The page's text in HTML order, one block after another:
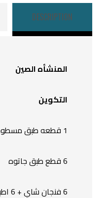
DESCRIPTION
المنشأه الصين
التكوين
1 قطعه طبق مسطوح كبير
6 قطع طبق جاتوه
6 فنجان شاي + 6 اطباق شاي